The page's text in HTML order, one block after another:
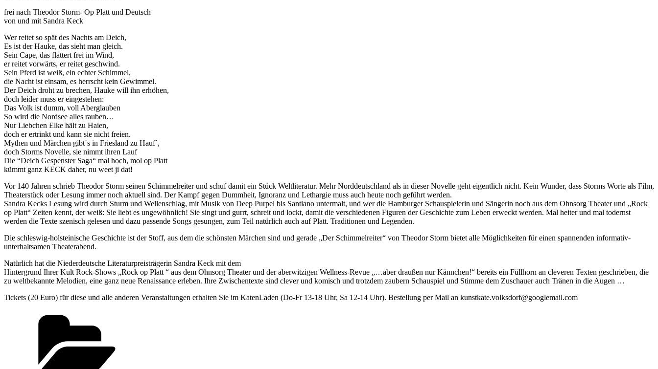
frei nach Theodor Storm- Op Platt und Deutsch
von und mit Sandra Keck
Wer reitet so spät des Nachts am Deich,
Es ist der Hauke, das sieht man gleich.
Sein Cape, das flattert frei im Wind,
er reitet vorwärts, er reitet geschwind.
Sein Pferd ist weiß, ein echter Schimmel,
die Nacht ist einsam, es herrscht kein Gewimmel.
Der Deich droht zu brechen, Hauke will ihn erhöhen,
doch leider muss er eingestehen:
Das Volk ist dumm, voll Aberglauben
So wird die Nordsee alles rauben…
Nur Liebchen Elke hält zu Haien,
doch er ertrinkt und kann sie nicht freien.
Mythen und Märchen gibt´s in Friesland zu Hauf´,
doch Storms Novelle, sie nimmt ihren Lauf
Die “Deich Gespenster Saga“ mal hoch, mol op Platt
kümmt ganz KECK daher, nu weet ji dat!
Vor 140 Jahren schrieb Theodor Storm seinen Schimmelreiter und schuf damit ein Stück Weltliteratur. Mehr Norddeutschland als in dieser Novelle geht eigentlich nicht. Kein Wunder, dass Storms Worte als Film,
Theaterstück oder Lesung immer noch aktuell sind. Der Kampf gegen Dummheit, Ignoranz und Lethargie muss auch heute noch geführt werden.
Sandra Kecks Lesung wird durch Sturm und Wellenschlag, mit Musik von Deep Purpel bis Santiano untermalt, und wer die Hamburger Schauspielerin und Sängerin noch aus dem Ohnsorg Theater und „Rock
op Platt“ Zeiten kennt, der weiß: Sie liebt es ungewöhnlich! Sie singt und gurrt, schreit und lockt, damit die verschiedenen Figuren der Geschichte zum Leben erweckt werden. Mal heiter und mal todernst
werden die Texte szenisch gelesen und dazu passende Songs gesungen, zum Teil natürlich auch auf Platt. Traditionen und Legenden.
Die schleswig-holsteinische Geschichte ist der Stoff, aus dem die schönsten Märchen sind und gerade „Der Schimmelreiter“ von Theodor Storm bietet alle Möglichkeiten für einen spannenden informativ-
unterhaltsamen Theaterabend.
Natürlich hat die Niederdeutsche Literaturpreisträgerin Sandra Keck mit dem
Hintergrund Ihrer Kult Rock-Shows „Rock op Platt “ aus dem Ohnsorg Theater und der aberwitzigen Wellness-Revue „…aber draußen nur Kännchen!“ bereits ein Füllhorn an cleveren Texten geschrieben, die
zu weltbekannte Melodien, eine ganz neue Renaissance erleben. Ihre Zwischentexte sind clever und komisch und trotzdem zaubern Schauspiel und Stimme dem Zuschauer auch Tränen in die Augen …
Tickets (20 Euro) für diese und alle anderen Veranstaltungen erhalten Sie im KatenLaden (Do-Fr 13-18 Uhr, Sa 12-14 Uhr). Bestellung per Mail an kunstkate.volksdorf@googlemail.com